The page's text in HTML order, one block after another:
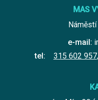
MAS
e-mail:
tel:
315 602 957,